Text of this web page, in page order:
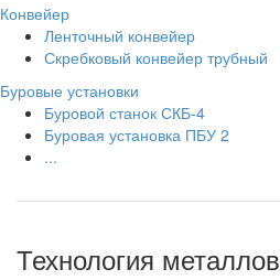
Конвейер
Ленточный конвейер
Скребковый конвейер трубный
Буровые установки
Буровой станок СКБ-4
Буровая установка ПБУ 2
...
Технология металлов